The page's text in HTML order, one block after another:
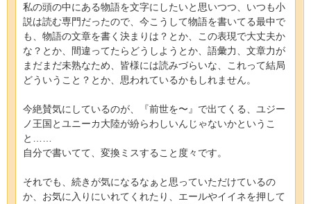
私の頭の中にある物語を文字にしたいと思いつつ、いつも小
説は読む専門だったので、今こうして物語を書いてる最中で
も、物語の文章を書く決まりは？とか、この表現で大丈夫か
な？とか、間違ってたらどうしようとか、語彙力、文章力が
まだまだ未熟なため、皆様には読みづらいな、これって結局
どういうこと？とか、思われているかもしれません。
今絶賛気にしているのが、『前世を〜』で出てくる、ユジー
ノ王国とユニーカ大陸が紛らわしいんじゃないかというこ
と……
自分で書いてて、変換ミスすること度々です。
それでも、続きが気になるなぁと思っていただけているの
か、お気に入りにいれてくれたり、エールやイイネを押して